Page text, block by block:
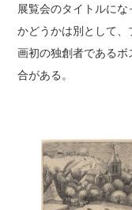
展覧会のタイトルに
かどうかは別として
画初の独創者である
合がある。